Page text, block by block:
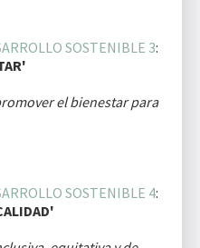
SOSTENIBLE 3:
el bienestar para
SOSTENIBLE 4: